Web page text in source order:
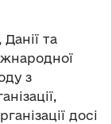
та
з
досі